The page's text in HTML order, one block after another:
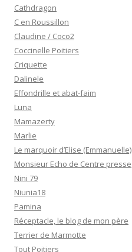
Cathdragon
C en Roussillon
Claudine / Coco2
Coccinelle Poitiers
Criquette
Dalinele
Effondrille et abat-faim
Luna
Mamazerty
Marlie
Le marquoir d’Elise (Emmanuelle)
Monsieur Echo de Centre presse
Nini 79
Niunia18
Pamina
Réceptacle, le blog de mon père
Terrier de Marmotte
Tout Poitiers